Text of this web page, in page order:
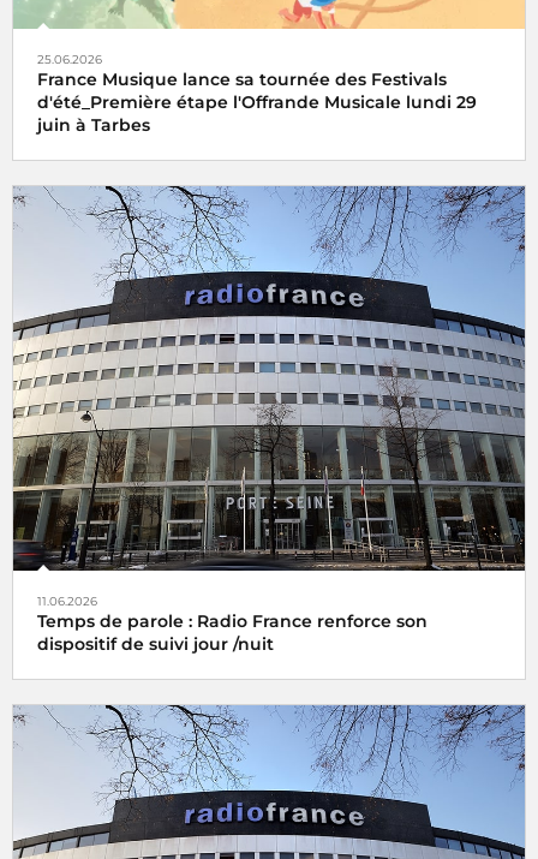
25.06.2026
France Musique lance sa tournée des Festivals
d'été_Première étape l'Offrande Musicale lundi 29
juin à Tarbes
11.06.2026
Temps de parole : Radio France renforce son
dispositif de suivi jour /nuit